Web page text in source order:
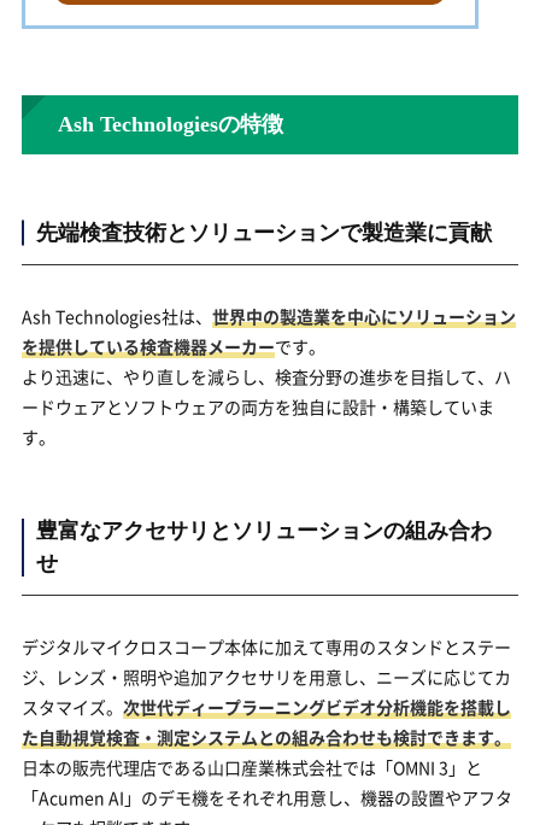
Ash Technologiesの特徴
先端検査技術とソリューションで製造業に貢献
Ash Technologies社は、 世界中の製造業を中心にソリューション
を提供している検査機器メーカーです。
より迅速に、やり直しを減らし、検査分野の進歩を目指して、ハ
ードウェアとソフトウェアの両方を独自に設計・構築していま
す。
豊富なアクセサリとソリューションの組み合わ
せ
デジタルマイクロスコープ本体に加えて専用のスタンドとステー
ジ、レンズ・照明や追加アクセサリを用意し、ニーズに応じてカ
スタマイズ。 次世代ディープラーニングビデオ分析機能を搭載し
た自動視覚検査・測定システムとの組み合わせも検討できます。
日本の販売代理店である山口産業株式会社では「OMNI 3」と
「Acumen AI」のデモ機をそれぞれ用意し、機器の設置やアフタ